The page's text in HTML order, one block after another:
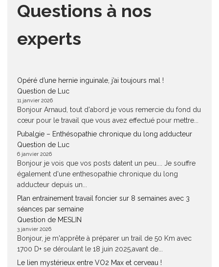
Questions à nos
experts
Opéré d’une hernie inguinale, j’ai toujours mal !
Question de Luc
11 janvier 2026
Bonjour Arnaud, tout d'abord je vous remercie du fond du
cœur pour le travail que vous avez effectué pour mettre...
Pubalgie – Enthésopathie chronique du long adducteur
Question de Luc
6 janvier 2026
Bonjour je vois que vos posts datent un peu.... Je souffre
également d'une enthesopathie chronique du long
adducteur depuis un...
Plan entrainement travail foncier sur 8 semaines avec 3
séances par semaine
Question de MESLIN
3 janvier 2026
Bonjour, je m'apprête à préparer un trail de 50 Km avec
1700 D+ se déroulant le 18 juin 2025,avant de...
Le lien mystérieux entre VO2 Max et cerveau !